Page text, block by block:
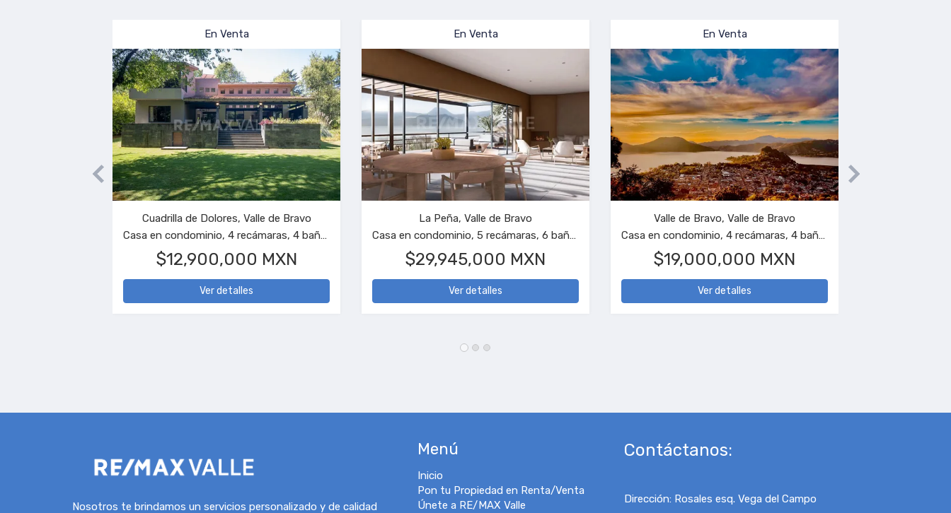
En Venta
Cuadrilla de Dolores, Valle de Bravo
Casa en condominio, 4 recámaras, 4 baños
$12,900,000 MXN
Ver detalles
En Venta
La Peña, Valle de Bravo
Casa en condominio, 5 recámaras, 6 baños
$29,945,000 MXN
Ver detalles
En Venta
Valle de Bravo, Valle de Bravo
Casa en condominio, 4 recámaras, 4 baños
$19,000,000 MXN
Ver detalles
Nosotros te brindamos un servicios personalizado y de calidad
Menú
Inicio
Pon tu Propiedad en Renta/Venta
Únete a RE/MAX Valle
Contáctanos:
Dirección: Rosales esq. Vega del Campo